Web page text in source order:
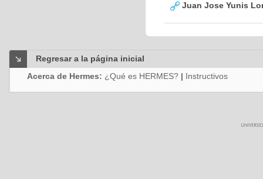
Juan Jose Yunis
Regresar a la página inicial
Acerca de Hermes: ¿Qué es HERMES? | Instructivos